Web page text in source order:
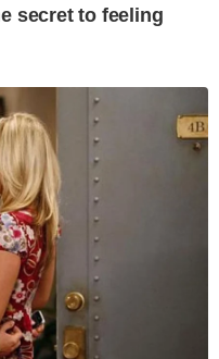
secret to feeling